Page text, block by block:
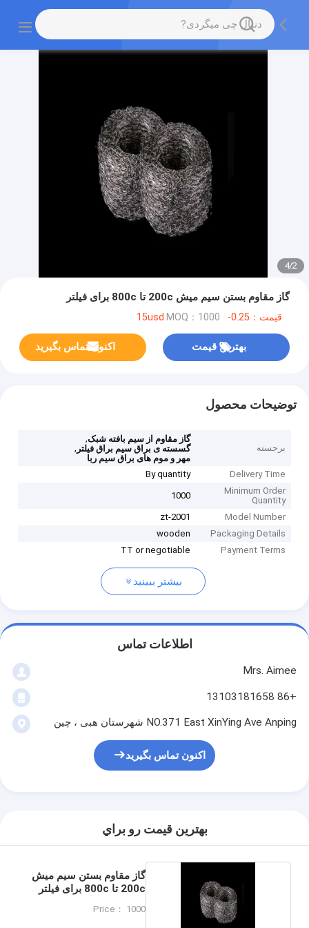
2
/
4
گاز مقاوم بستن سیم میش 200c تا 800c برای فیلتر
قیمت：0.25-15usd MOQ：1000
بهترین قیمت اکنون تماس بگیرید
توضیحات محصول
برجسته
گاز مقاوم از سیم بافته شبک,
گسسته ی براق سیم براق فیلتر ,
مهر و موم های براق سیم ربا
Delivery Time
By quantity
Minimum Order
Quantity
1000
Model Number
zt-2001
Packaging Details
wooden
Payment Terms
TT or negotiable
بیشتر ببینید
اطلاعات تماس
Mrs. Aimee
+86 13103181658
NO.371 East XinYing Ave Anping شهرستان هبی ، چین
اکنون تماس بگیرید
بهترين قيمت رو براي
گاز مقاوم بستن سیم میش
200c تا 800c برای فیلتر
Price： 1000